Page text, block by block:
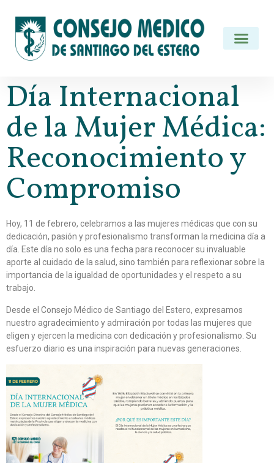
Día Internacional
de la Mujer Médica:
Reconocimiento y
Compromiso
Hoy, 11 de febrero, celebramos a las mujeres médicas que con su
dedicación, pasión y profesionalismo transforman la medicina día a
día. Este día no solo es una fecha para reconocer su invaluable
aporte al cuidado de la salud, sino también para reflexionar sobre la
importancia de la igualdad de oportunidades y el respeto a su
trabajo.
Desde el Consejo Médico de Santiago del Estero, expresamos
nuestro agradecimiento y admiración por todas las mujeres que
eligen y ejercen la medicina con dedicación y profesionalismo. Su
esfuerzo diario es una inspiración para nuevas generaciones.